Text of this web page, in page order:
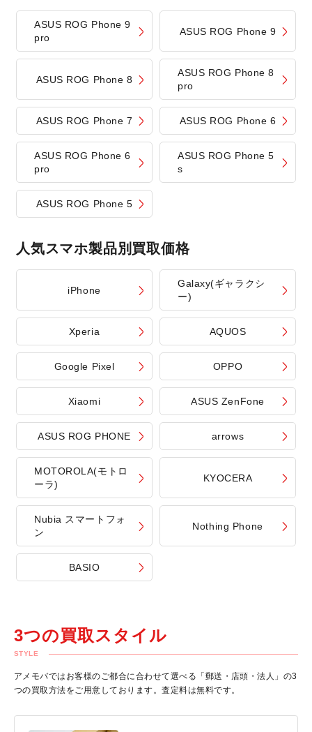
ASUS ROG Phone 9
pro
ASUS ROG Phone 9
ASUS ROG Phone 8
ASUS ROG Phone 8
pro
ASUS ROG Phone 7 ASUS ROG Phone 6
ASUS ROG Phone 6
pro
ASUS ROG Phone 5
s
ASUS ROG Phone 5
人気スマホ製品別買取価格
iPhone
Galaxy(ギャラクシ
ー)
Xperia AQUOS
Google Pixel OPPO
Xiaomi ASUS ZenFone
ASUS ROG PHONE arrows
MOTOROLA(モトロ
ーラ)
KYOCERA
Nubia スマートフォ
ン
Nothing Phone
BASIO
3つの買取スタイル
STYLE
アメモバではお客様のご都合に合わせて選べる「郵送・店頭・法人」の3
つの買取方法をご用意しております。査定料は無料です。